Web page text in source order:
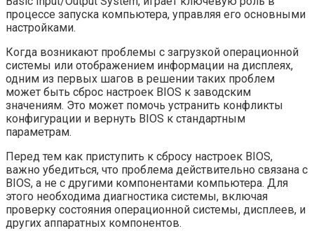
процессе запуска компьютера, управляя его основными
настройками.
Когда возникают проблемы с загрузкой операционной
системы или отображением информации на дисплеях,
одним из первых шагов в решении таких проблем
может быть сброс настроек BIOS к заводским
значениям. Это может помочь устранить конфликты
конфигурации и вернуть BIOS к стандартным
параметрам.
Перед тем как приступить к сбросу настроек BIOS,
важно убедиться, что проблема действительно связана с
BIOS, а не с другими компонентами компьютера. Для
этого необходима диагностика системы, включая
проверку состояния операционной системы, дисплеев, и
других аппаратных компонентов.